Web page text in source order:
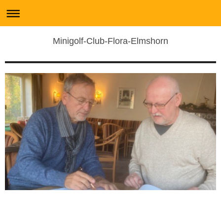
Minigolf-Club-Flora-Elmshorn